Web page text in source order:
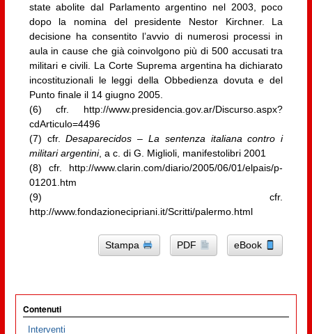
state abolite dal Parlamento argentino nel 2003, poco
dopo la nomina del presidente Nestor Kirchner. La
decisione ha consentito l’avvio di numerosi processi in
aula in cause che già coinvolgono più di 500 accusati tra
militari e civili. La Corte Suprema argentina ha dichiarato
incostituzionali le leggi della Obbedienza dovuta e del
Punto finale il 14 giugno 2005.
(6) cfr. http://www.presidencia.gov.ar/Discurso.aspx?
cdArticulo=4496
(7) cfr.Desaparecidos – La sentenza italiana contro i
militari argentini, a c. di G. Miglioli, manifestolibri 2001
(8) cfr. http://www.clarin.com/diario/2005/06/01/elpais/p-
01201.htm
(9) cfr.
http://www.fondazionecipriani.it/Scritti/palermo.html
Stampa PDF eBook
Contenuti
Interventi